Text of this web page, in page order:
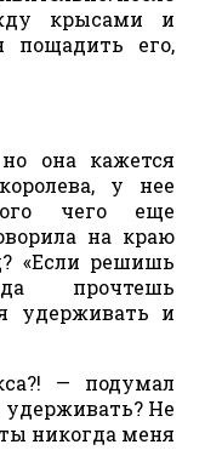
крысами и
пощадить его,
она кажется
у нее
чего еще
на краю
«Если решишь
прочтешь
удерживать и
— подумал
Не
никогда меня